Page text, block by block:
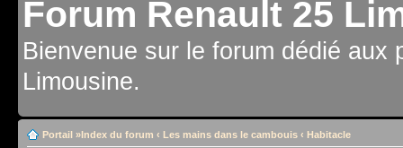
Forum Renault 25
Bienvenue sur le forum dédié aux
Limousine.
Portail »Index du forum ‹ Les mains dans le cambouis ‹ Habitacle